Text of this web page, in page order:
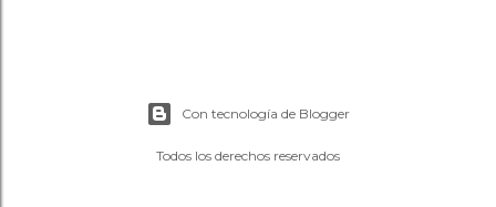
Con tecnología de Blogger
Todos los derechos reservados